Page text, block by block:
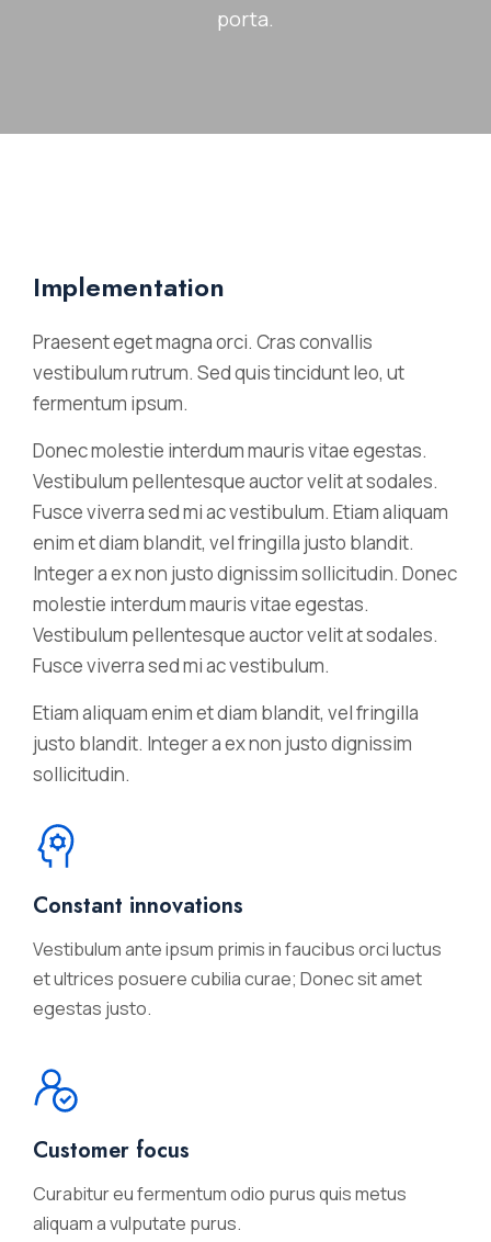
porta.
Implementation
Praesent eget magna orci. Cras convallis
vestibulum rutrum. Sed quis tincidunt leo, ut
fermentum ipsum.
Donec molestie interdum mauris vitae egestas.
Vestibulum pellentesque auctor velit at sodales.
Fusce viverra sed mi ac vestibulum. Etiam aliquam
enim et diam blandit, vel fringilla justo blandit.
Integer a ex non justo dignissim sollicitudin. Donec
molestie interdum mauris vitae egestas.
Vestibulum pellentesque auctor velit at sodales.
Fusce viverra sed mi ac vestibulum.
Etiam aliquam enim et diam blandit, vel fringilla
justo blandit. Integer a ex non justo dignissim
sollicitudin.
Constant innovations
Vestibulum ante ipsum primis in faucibus orci luctus
et ultrices posuere cubilia curae; Donec sit amet
egestas justo.
Customer focus
Curabitur eu fermentum odio purus quis metus
aliquam a vulputate purus.